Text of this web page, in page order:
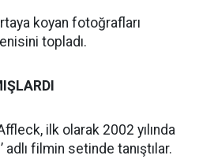
koyan fotoğrafları
topladı.
ilk olarak 2002 yılında
adlı filmin setinde tanıştılar.